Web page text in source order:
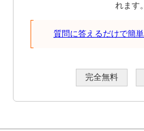
れます。
質問に答えるだけで簡
完全無料